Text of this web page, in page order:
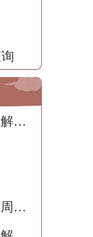
梦到观音喷火预示着什么？解梦中的含义与预兆
梦见红烧豆腐是什么意思？周公解梦告诉你